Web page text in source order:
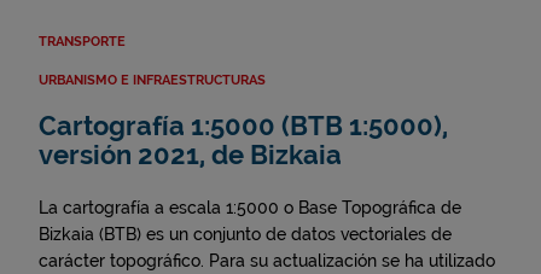
TRANSPORTE
URBANISMO E INFRAESTRUCTURAS
Cartografía 1:5000 (BTB 1:5000),
versión 2021, de Bizkaia
La cartografía a escala 1:5000 o Base Topográfica de
Bizkaia (BTB) es un conjunto de datos vectoriales de
carácter topográfico. Para su actualización se ha utilizado